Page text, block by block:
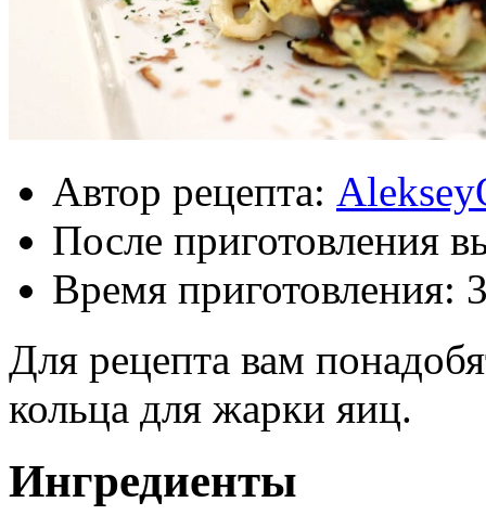
Автор рецепта:
После приготовления
Время приготовления:
Для рецепта вам
кольца для жарки яиц.
Ингредиенты